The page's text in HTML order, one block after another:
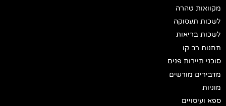
מקוואות טהרה
לשכות תעסוקה
לשכות בריאות
תחנות רב קו
סוכני תיירות פנים
מדבירים מורשים
מוניות
ספא ועיסויים